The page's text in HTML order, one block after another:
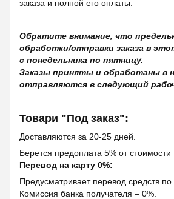
заказа и полной его оплаты.
Обратите внимание, что
обработки/отправки заказа в
с понедельника по пятницу.
Заказы приняты и обработаны в
отправляются в следующий
Товари "Под заказ":
Доставляются за 20-25 дней.
Берется предоплата 5% от стоимости
Перевод на карту 0%:
Предусматривает перевод средств по
Комиссия банка получателя – 0%.